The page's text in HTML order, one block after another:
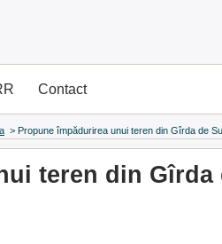
Contact
> Propune împădurirea unui teren din Gîrda de
teren din